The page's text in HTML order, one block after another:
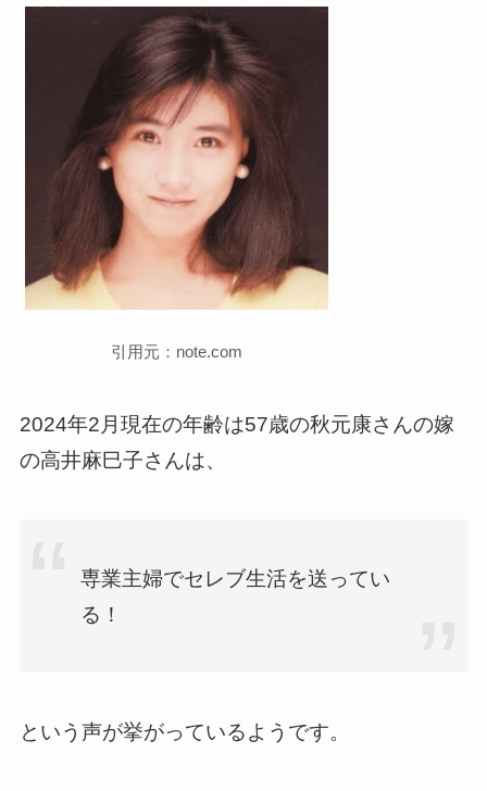
引用元：note.com
2024年2月現在の年齢は57歳の秋元康さんの嫁
の高井麻巳子さんは、
専業主婦でセレブ生活を送ってい
る！
という声が挙がっているようです。